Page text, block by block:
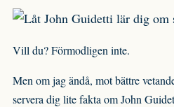
Vill du? Förmodligen inte.
Men om jag ändå, mot bättre
servera dig lite fakta om John